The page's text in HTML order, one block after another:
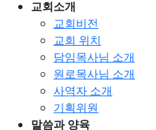
교회소개
교회비전
교회 위치
담임목사님 소개
원로목사님 소개
사역자 소개
기획위원
말씀과 양육